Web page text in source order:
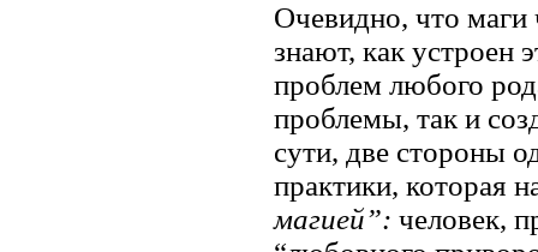
Очевидно, что маги
знают, как устроен
проблем любого
проблемы, так и
сути, две стороны
практики, которая
магией”: человек,